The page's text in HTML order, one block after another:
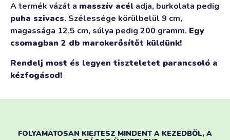
A termék vázát a masszív acél adja, burkolata pedig
puha szivacs. Szélessége körülbelül 9 cm,
magassága 12,5 cm, súlya pedig 200 gramm. Egy
csomagban 2 db marokerősítőt küldünk!
Rendelj most és legyen tiszteletet parancsoló a
kézfogásod!
FOLYAMATOSAN KIEJTESZ MINDENT A KEZEDBŐL, A